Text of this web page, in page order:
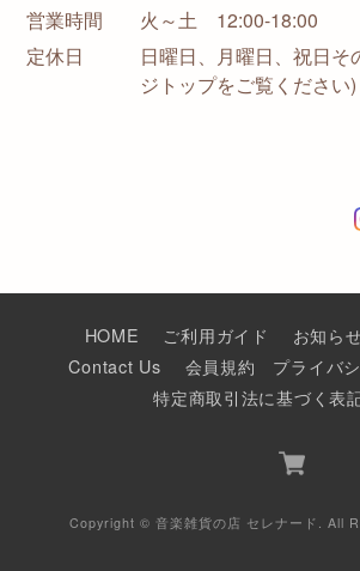
営業時間
火～土 12:00-18:00
定休日
日曜日、月曜日、祝日そ
ジトップをご覧ください)
HOME ご利用ガイド
お知ら
Contact Us
会員規約
プライバ
特定商取引法に基づく表
Copyright © 音楽雑貨の店 セレナード. All